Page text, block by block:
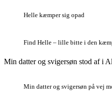
Helle kæmper sig opad
Find Helle – lille bitte i den
Min datter og svigersøn stod af i
Min datter og svigersøn på vej